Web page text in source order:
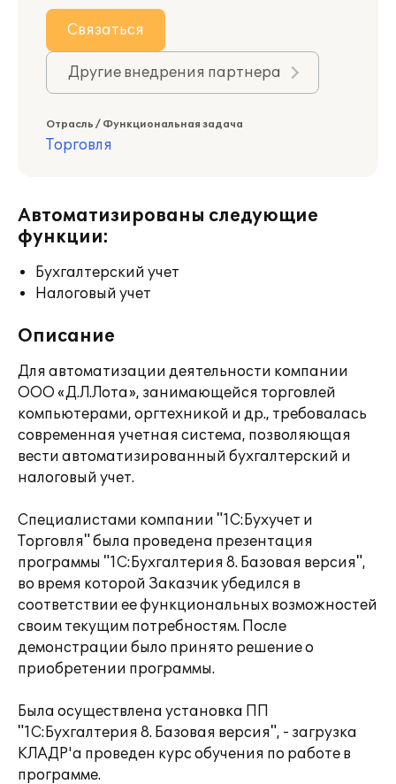
Связаться
Другие внедрения партнера
Отрасль / Функциональная задача
Торговля
Автоматизированы следующие
функции:
Бухгалтерский учет
Налоговый учет
Описание
Для автоматизации деятельности компании
ООО «Д.Л.Лота», занимающейся торговлей
компьютерами, оргтехникой и др., требовалась
современная учетная система, позволяющая
вести автоматизированный бухгалтерский и
налоговый учет.
Специалистами компании "1С:Бухучет и
Торговля" была проведена презентация
программы "1С:Бухгалтерия 8. Базовая версия",
во время которой Заказчик убедился в
соответствии ее функциональных возможностей
своим текущим потребностям. После
демонстрации было принято решение о
приобретении программы.
Была осуществлена установка ПП
"1С:Бухгалтерия 8. Базовая версия", - загрузка
КЛАДР'a проведен курс обучения по работе в
программе.